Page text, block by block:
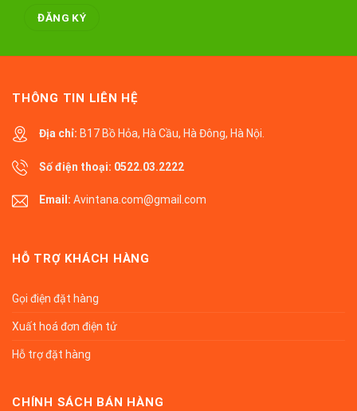
THÔNG TIN LIÊN HỆ
Địa chỉ: B17 Bồ Hỏa, Hà Cầu, Hà Đông, Hà Nội.
Số điện thoại: 0522.03.2222
Email: Avintana.com@gmail.com
HỖ TRỢ KHÁCH HÀNG
Gọi điện đặt hàng
Xuất hoá đơn điện tử
Hỗ trợ đặt hàng
CHÍNH SÁCH BÁN HÀNG